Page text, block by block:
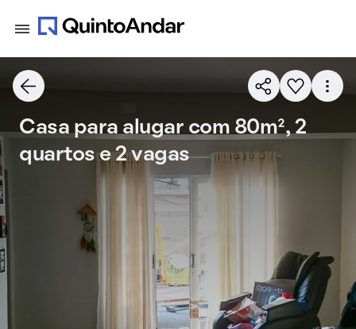
Casa para alugar com 80m², 2
quartos e 2 vagas